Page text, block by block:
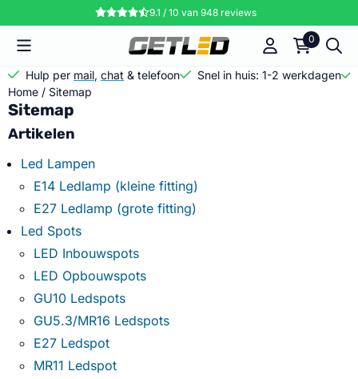
Cookievoorkeuren zijn momenteel gesloten.
9.1 / 10 van 948reviews
0
Hulp per mail, chat & telefoon
Snel in huis: 1-2 werkdagen
Home / Sitemap
Sitemap
Artikelen
Led Lampen
E14 Ledlamp (kleine fitting)
E27 Ledlamp (grote fitting)
Led Spots
LED Inbouwspots
LED Opbouwspots
GU10 Ledspots
GU5.3/MR16 Ledspots
E27 Ledspot
MR11 Ledspot